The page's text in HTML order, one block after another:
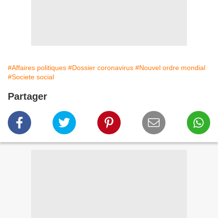
#Affaires politiques #Dossier coronavirus #Nouvel ordre mondial
#Societe social
Partager